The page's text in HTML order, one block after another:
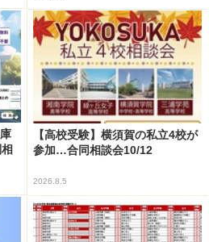
【高校受験】横須賀の私立4校が
参加…合同相談会10/12
2026.8.5